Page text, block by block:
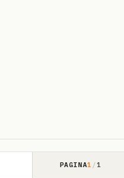
PAGINA1 /1